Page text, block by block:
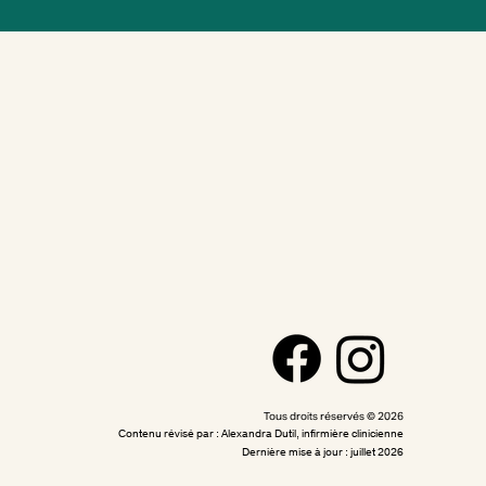
Tous droits réservés © 2026
Contenu révisé par : Alexandra Dutil, infirmière clinicienne
Dernière mise à jour : juillet 2026